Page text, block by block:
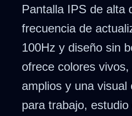
Pantalla IPS de alta
frecuencia de
100Hz y diseño sin
ofrece colores vivos,
amplios y una visual
para trabajo, estudio